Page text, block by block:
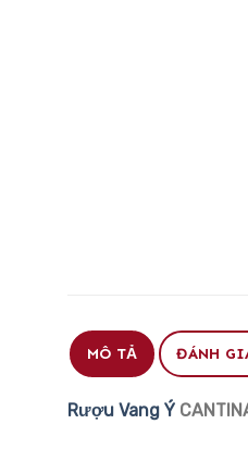
MÔ TẢ ĐÁNH
Rượu Vang Ý